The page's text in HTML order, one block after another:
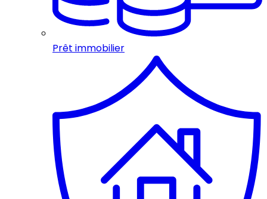
Prêt immobilier